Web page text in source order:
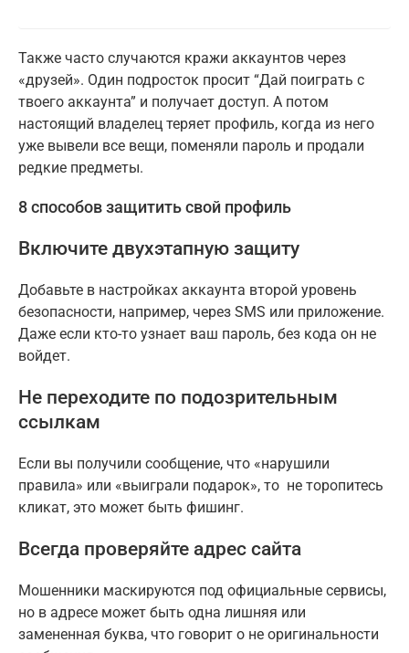
Также часто случаются кражи аккаунтов через
«друзей». Один подросток просит “Дай поиграть с
твоего аккаунта” и получает доступ. А потом
настоящий владелец теряет профиль, когда из него
уже вывели все вещи, поменяли пароль и продали
редкие предметы.
8 способов защитить свой профиль
Включите двухэтапную защиту
Добавьте в настройках аккаунта второй уровень
безопасности, например, через SMS или приложение.
Даже если кто-то узнает ваш пароль, без кода он не
войдет.
Не переходите по подозрительным
ссылкам
Если вы получили сообщение, что «нарушили
правила» или «выиграли подарок», то не торопитесь
кликат, это может быть фишинг.
Всегда проверяйте адрес сайта
Мошенники маскируются под официальные сервисы,
но в адресе может быть одна лишняя или
замененная буква, что говорит о не оригинальности